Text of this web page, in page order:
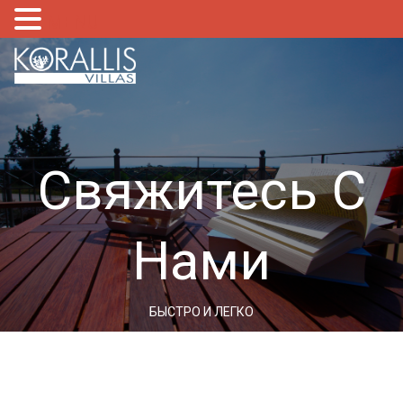
Свяжитесь С
Нами
БЫСТРО И ЛЕГКО